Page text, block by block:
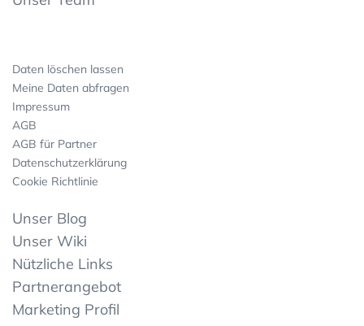
Daten löschen lassen
Meine Daten abfragen
Impressum
AGB
AGB für Partner
Datenschutzerklärung
Cookie Richtlinie
Unser Blog
Unser Wiki
Nützliche Links
Partnerangebot
Marketing Profil